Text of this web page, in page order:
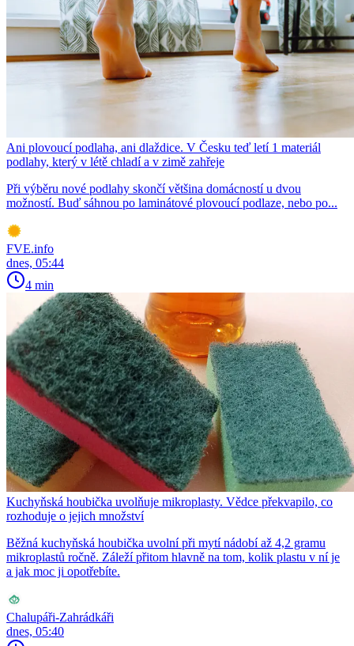
Ani plovoucí podlaha, ani dlaždice. V Česku teď letí 1 materiál
podlahy, který v létě chladí a v zimě zahřeje
Při výběru nové podlahy skončí většina domácností u dvou
možností. Buď sáhnou po laminátové plovoucí podlaze, nebo po...
FVE.info
dnes, 05:44
4 min
Kuchyňská houbička uvolňuje mikroplasty. Vědce překvapilo, co
rozhoduje o jejich množství
Běžná kuchyňská houbička uvolní při mytí nádobí až 4,2 gramu
mikroplastů ročně. Záleží přitom hlavně na tom, kolik plastu v ní je
a jak moc ji opotřebíte.
Chalupáři-Zahrádkáři
dnes, 05:40